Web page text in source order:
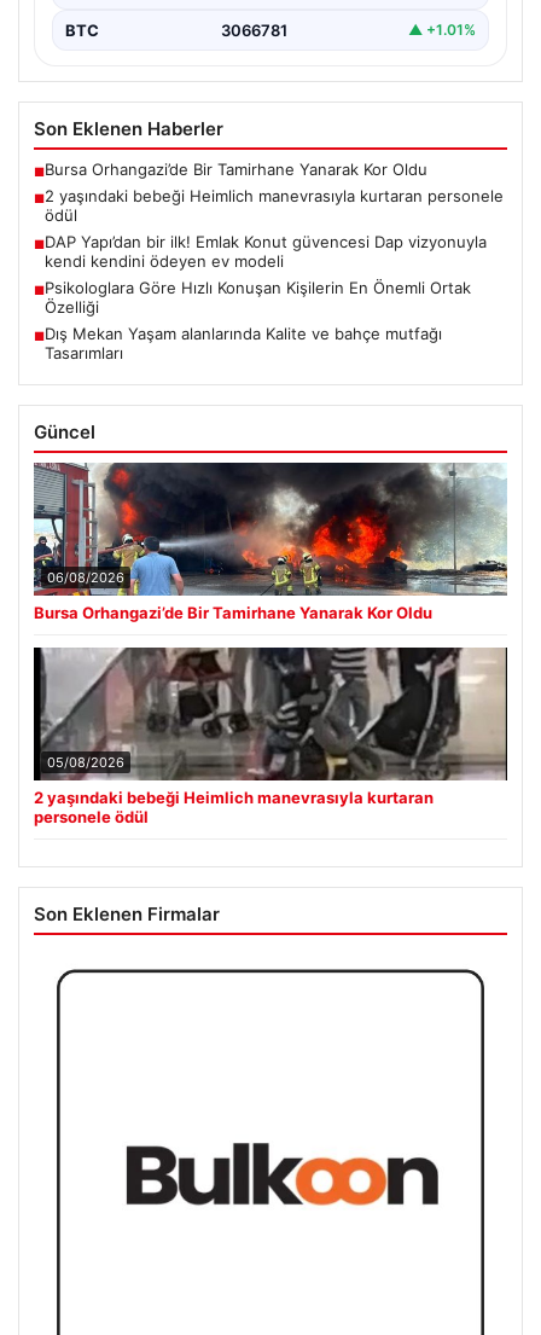
BTC 3066781 ▲ +1.01%
Son Eklenen Haberler
■Bursa Orhangazi’de Bir Tamirhane Yanarak Kor Oldu
■2 yaşındaki bebeği Heimlich manevrasıyla kurtaran personele
ödül
■DAP Yapı’dan bir ilk! Emlak Konut güvencesi Dap vizyonuyla
kendi kendini ödeyen ev modeli
■Psikologlara Göre Hızlı Konuşan Kişilerin En Önemli Ortak
Özelliği
■Dış Mekan Yaşam alanlarında Kalite ve bahçe mutfağı
Tasarımları
Güncel
06/08/2026
Bursa Orhangazi’de Bir Tamirhane Yanarak Kor Oldu
05/08/2026
2 yaşındaki bebeği Heimlich manevrasıyla kurtaran
personele ödül
Son Eklenen Firmalar